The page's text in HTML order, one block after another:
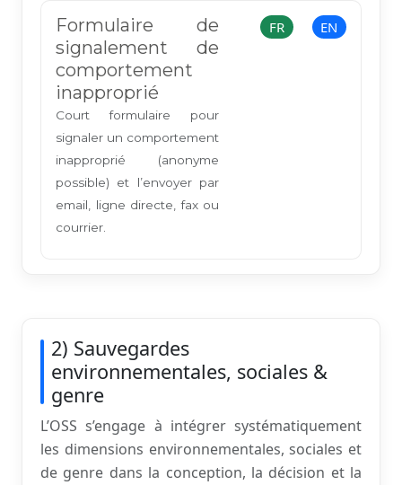
Formulaire de
signalement de
comportement
inapproprié
Court formulaire pour
signaler un comportement
inapproprié (anonyme
possible) et l’envoyer par
email, ligne directe, fax ou
courrier.
FR EN
2) Sauvegardes
environnementales, sociales &
genre
L’OSS s’engage à intégrer systématiquement
les dimensions environnementales, sociales et
de genre dans la conception, la décision et la